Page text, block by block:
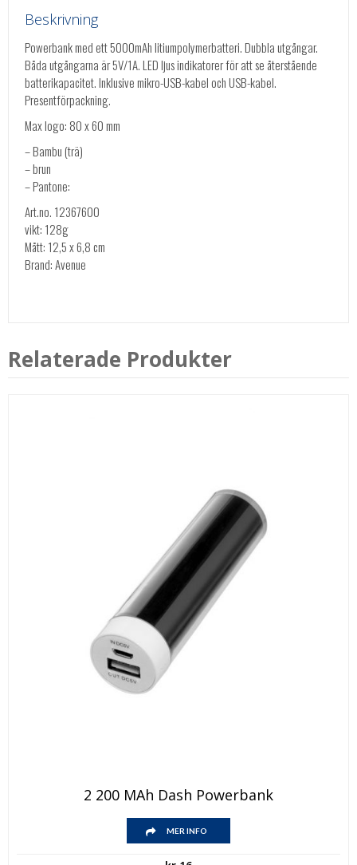
Beskrivning
Powerbank med ett 5000mAh litiumpolymerbatteri. Dubbla utgångar.
Båda utgångarna är 5V/1A. LED ljus indikatorer för att se återstående
batterikapacitet. Inklusive mikro-USB-kabel och USB-kabel.
Presentförpackning.
Max logo: 80 x 60 mm
– Bambu (trä)
– brun
– Pantone:
Art.no. 12367600
vikt: 128g
Mått: 12,5 x 6,8 cm
Brand: Avenue
Relaterade Produkter
Den
här
produkten
har
flera
varianter.
2 200 MAh Dash Powerbank
Den
här
MER INFO